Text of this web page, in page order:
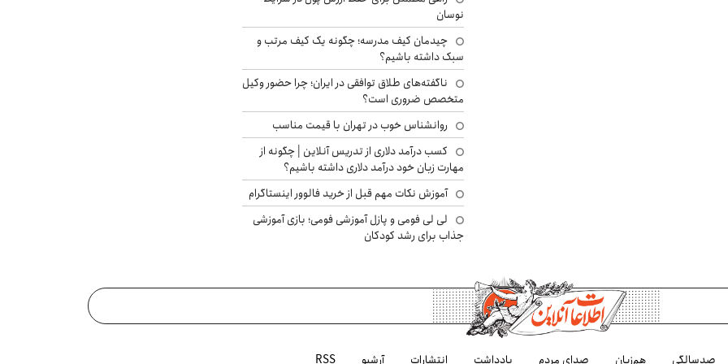
نوسان
چیدمان کیف مدرسه؛ چگونه یک کیف مرتب و
سبک داشته باشیم؟
ناگفته‌های طلاق توافقی در ایران؛ چرا حضور وکیل
متخصص ضروری است؟
روانشناس خوب در تهران با قیمت مناسب
کسب درآمد دلاری از تدریس آنلاین | چگونه از
مهارت زبان خود درآمد دلاری داشته باشیم؟
آموزش نکات مهم قبل از خرید فالوور اینستاگرام
لی لی فومی و پازل آموزشی فومی؛ بازی آموزشی
جذاب برای رشد کودکان
صدسالگی هم‌زبان صدای مردم یادداشت انتشارات آرشیو RSS